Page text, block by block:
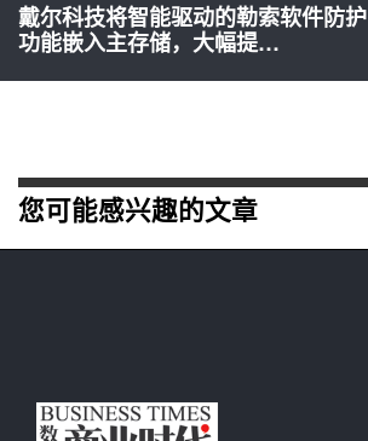
戴尔科技将智能驱动的勒索软件防护
功能嵌入主存储，大幅提…
您可能感兴趣的文章